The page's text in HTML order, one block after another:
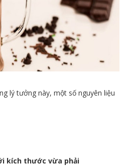
lý tưởng này, một số nguyên liệu
kích thước vừa phải